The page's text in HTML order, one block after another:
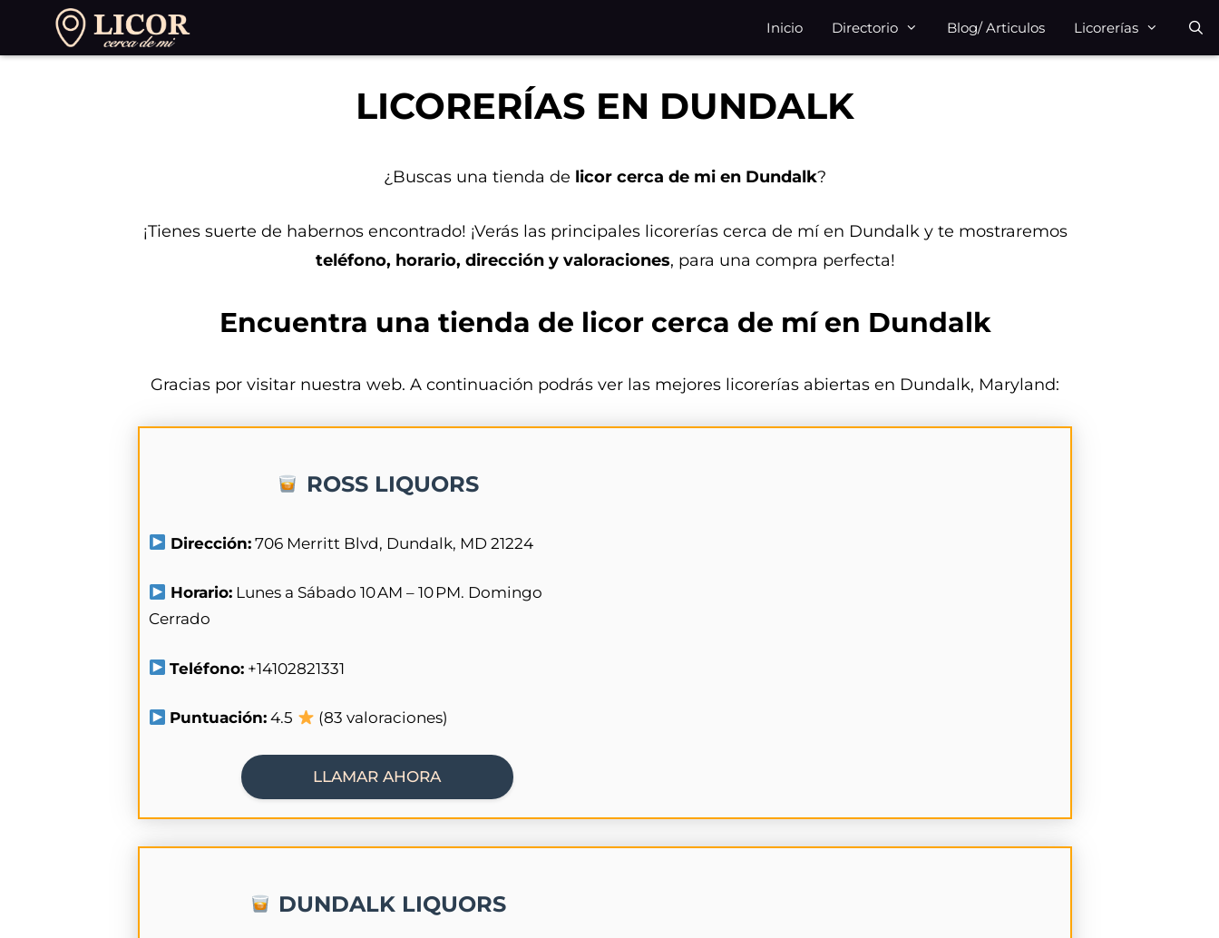
contenido
Inicio Directorio Blog/ Articulos Licorerías
LICORERÍAS EN DUNDALK
¿Buscas una tienda de licor cerca de mi en Dundalk?
¡Tienes suerte de habernos encontrado! ¡Verás las principales licorerías cerca de mí en Dundalk y te mostraremos
teléfono, horario, dirección y valoraciones, para una compra perfecta!
Encuentra una tienda de licor cerca de mí en Dundalk
Gracias por visitar nuestra web. A continuación podrás ver las mejores licorerías abiertas en Dundalk, Maryland:
ROSS LIQUORS
Dirección: 706 Merritt Blvd, Dundalk, MD 21224
Horario: Lunes a Sábado 10 AM – 10 PM. Domingo
Cerrado
Teléfono: +14102821331
Puntuación: 4.5 (83 valoraciones)
LLAMAR AHORA
DUNDALK LIQUORS